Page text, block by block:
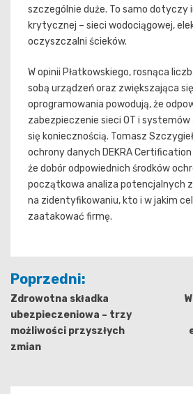
szczególnie duże. To samo
krytycznej – sieci wodociągowej,
oczyszczalni ścieków.
W opinii Płatkowskiego, rosnąca
sobą urządzeń oraz zwiększająca
oprogramowania powodują, że
zabezpieczenie sieci OT i
się koniecznością. Tomasz
ochrony danych DEKRA
że dobór odpowiednich środków
początkowa analiza potencjalnych
na zidentyfikowaniu, kto i w jakim
zaatakować firmę.
Nawigacja
wpisu
Poprzedni:
Zdrowotna składka
ubezpieczeniowa – trzy
możliwości przyszłych
zmian